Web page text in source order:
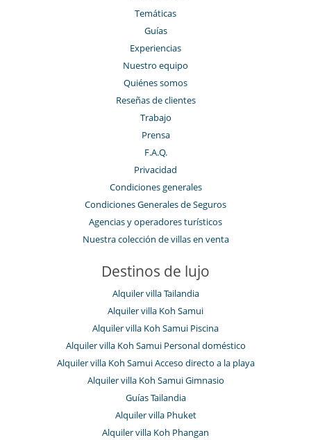
Temáticas
Guías
Experiencias
Nuestro equipo
Quiénes somos
Reseñas de clientes
Trabajo
Prensa
F.A.Q.
Privacidad
Condiciones generales
Condiciones Generales de Seguros
Agencias y operadores turísticos
Nuestra colección de villas en venta
Destinos de lujo
Alquiler villa Tailandia
Alquiler villa Koh Samui
Alquiler villa Koh Samui Piscina
Alquiler villa Koh Samui Personal doméstico
Alquiler villa Koh Samui Acceso directo a la playa
Alquiler villa Koh Samui Gimnasio
Guías Tailandia
Alquiler villa Phuket
Alquiler villa Koh Phangan